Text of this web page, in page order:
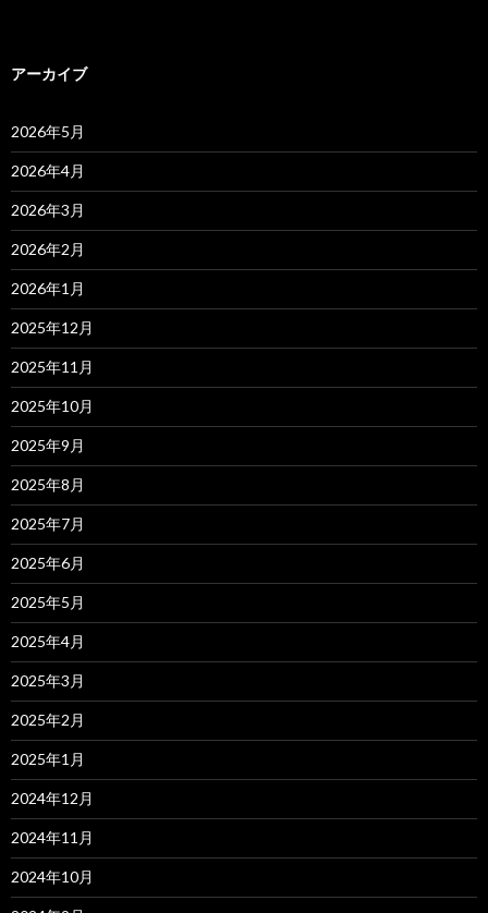
アーカイブ
2026年5月
2026年4月
2026年3月
2026年2月
2026年1月
2025年12月
2025年11月
2025年10月
2025年9月
2025年8月
2025年7月
2025年6月
2025年5月
2025年4月
2025年3月
2025年2月
2025年1月
2024年12月
2024年11月
2024年10月